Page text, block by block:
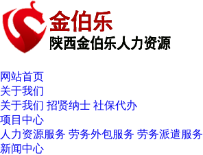
网站首页
关于我们
关于我们 招贤纳士 社保代办
项目中心
人力资源服务 劳务外包服务 劳务派遣服务
新闻中心